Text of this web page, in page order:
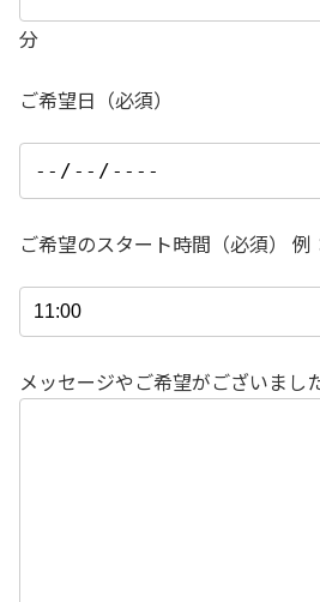
分
ご希望日（必須）
ご希望のスタート時間（必須） 例
メッセージやご希望がございまし